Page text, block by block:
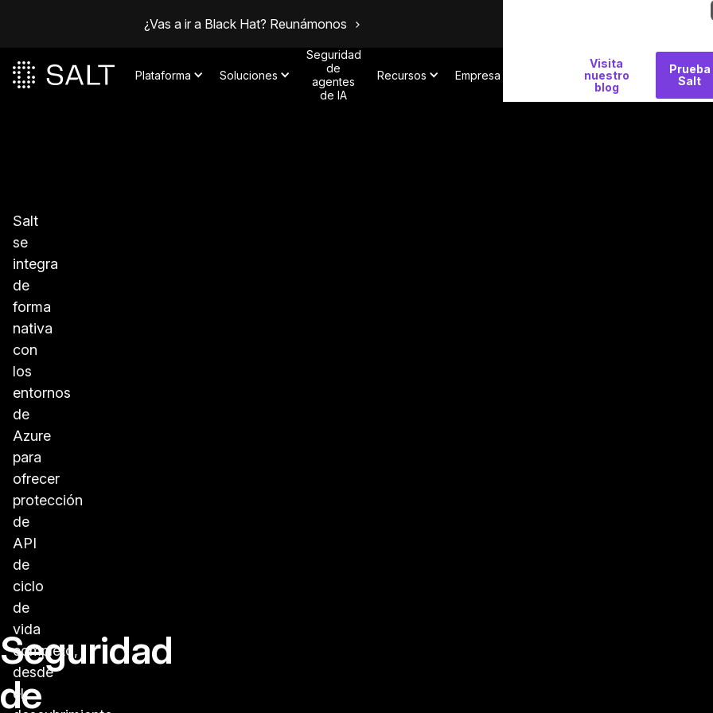
¿Vas a ir a Black Hat? Reunámonos
Plataforma Soluciones
Seguridad
de
agentes
de IA
Recursos Empresa
Visita
nuestro
blog
Prueba
Salt
Seguridad
de
Salt
se
integra
de
forma
nativa
con
los
entornos
de
Azure
para
ofrecer
protección
de
API
de
ciclo
de
vida
completo,
desde
el